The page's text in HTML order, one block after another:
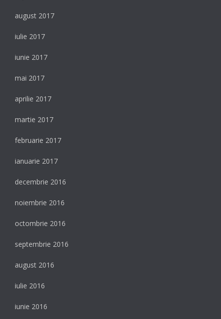
august 2017
iulie 2017
iunie 2017
mai 2017
aprilie 2017
martie 2017
februarie 2017
ianuarie 2017
decembrie 2016
noiembrie 2016
octombrie 2016
septembrie 2016
august 2016
iulie 2016
iunie 2016